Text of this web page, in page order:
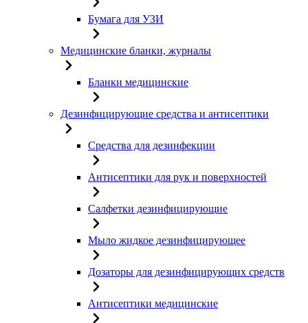
Бумага для УЗИ
Медицинские бланки, журналы
Бланки медицинские
Дезинфицирующие средства и антисептики
Средства для дезинфекции
Антисептики для рук и поверхностей
Салфетки дезинфицирующие
Мыло жидкое дезинфицирующее
Дозаторы для дезинфицирующих средств
Антисептики медицинские